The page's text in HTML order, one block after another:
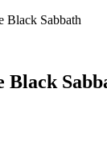
Black Sabbath
Black